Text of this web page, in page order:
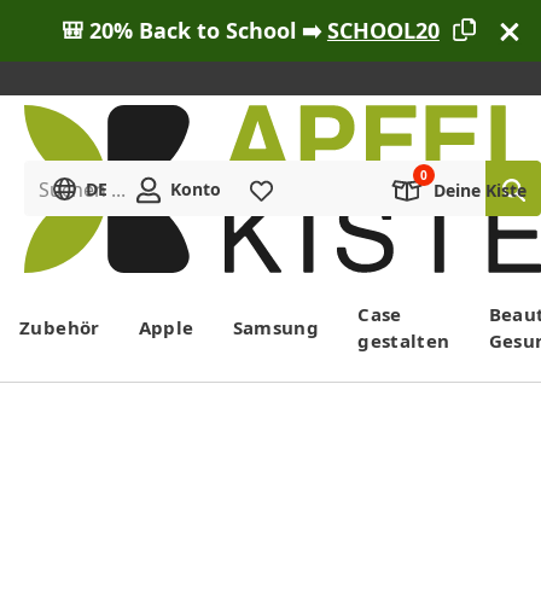
🎒 20% Back to School ➡️SCHOOL20
Menü
Suchen ...
DE Konto Deine Kiste
Zubehör Apple Samsung
Case
gestalten